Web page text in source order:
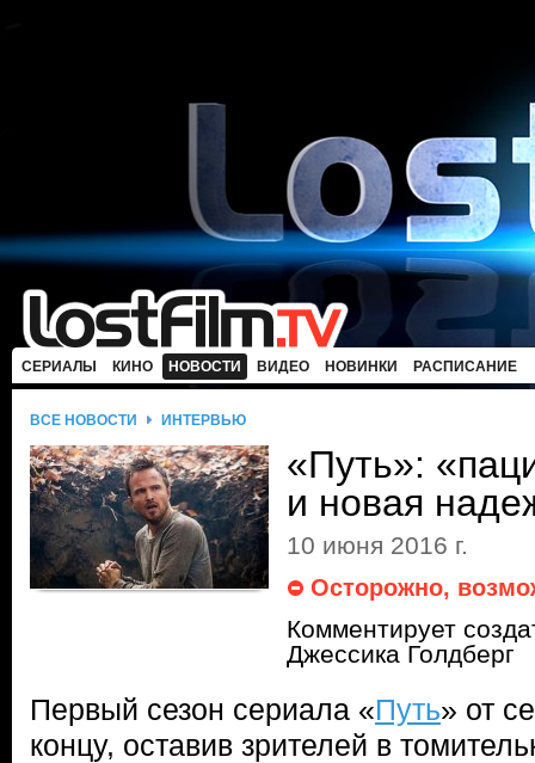
СЕРИАЛЫ КИНО НОВОСТИ ВИДЕО НОВИНКИ РАСПИСАНИЕ
ВСЕ НОВОСТИ ИНТЕРВЬЮ
«Путь»:
и новая
10 июня 2016 г.
Осторожно,
Комментирует
Джессика Голдберг
Первый сезон сериала «Путь» от
концу, оставив зрителей в